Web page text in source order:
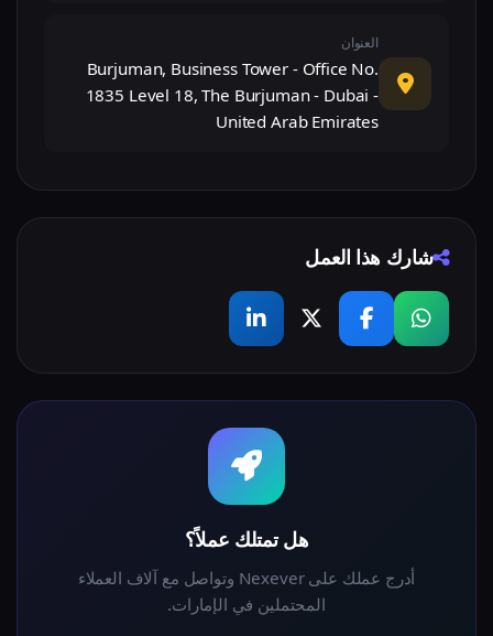
العنوان
Burjuman, Business Tower - Office No.
1835 Level 18, The Burjuman - Dubai -
United Arab Emirates
شارك هذا العمل
هل تمتلك عملاً؟
أدرج عملك على Nexever وتواصل مع آلاف العملاء
المحتملين في الإمارات.